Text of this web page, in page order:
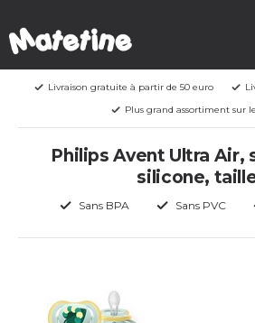
Livraison gratuite à partir de 50 euro
Plus grand assortiment sur
Philips Avent Ultra Air,
silicone, taille
Sans BPA Sans PVC